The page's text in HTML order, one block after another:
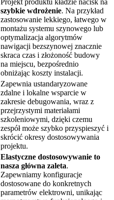
Projekt produktu kładzie nacisk na
szybkie wdrożenie. Na przykład
zastosowanie lekkiego, łatwego w
montażu systemu szynowego lub
optymalizacja algorytmów
nawigacji bezszynowej znacznie
skraca czas i złożoność budowy
na miejscu, bezpośrednio
obniżając koszty instalacji.
Zapewnia ustandaryzowane
zdalne i lokalne wsparcie w
zakresie debugowania, wraz z
przejrzystymi materiałami
szkoleniowymi, dzięki czemu
zespół może szybko przyspieszyć i
skrócić okresy dostosowywania
projektu.
Elastyczne dostosowywanie to
nasza główna zaleta.
Zapewniamy konfiguracje
dostosowane do konkretnych
parametrów elektrowni, unikając